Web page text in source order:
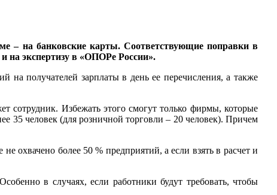
– на банковские карты. Соответствующие поправки в
на экспертизу в «ОПОРе России».
на получателей зарплаты в день ее перечисления, а также
сотрудник. Избежать этого смогут только фирмы, которые
35 человек (для розничной торговли – 20 человек). Причем
охвачено более 50 % предприятий, а если взять в расчет и
в случаях, если работники будут требовать, чтобы